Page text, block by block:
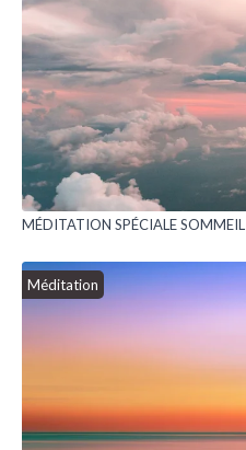
MÉDITATION SPÉCIALE SOMMEIL
Méditation